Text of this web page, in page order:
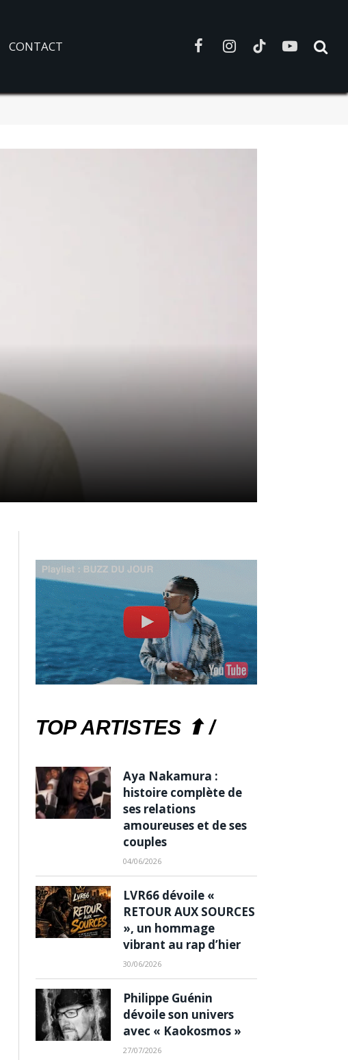
CONTACT FacebookInstagramTikTokYouTube
TOP ARTISTES ⬆ /
Aya Nakamura :
histoire complète de
ses relations
amoureuses et de ses
couples
04/06/2026
LVR66 dévoile «
RETOUR AUX SOURCES
», un hommage
vibrant au rap d’hier
30/06/2026
Philippe Guénin
dévoile son univers
avec « Kaokosmos »
27/07/2026